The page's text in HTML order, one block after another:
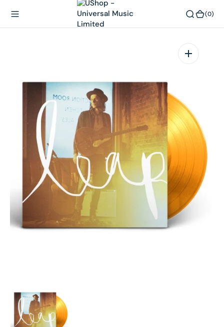
(0)
在
相